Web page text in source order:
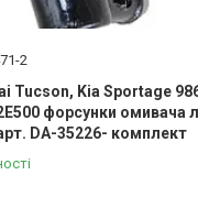
2
Tucson, Kia Sportage
форсунки омивача
DA-35226- комплект